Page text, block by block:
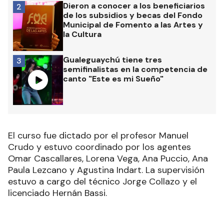
Dieron a conocer a los beneficiarios
de los subsidios y becas del Fondo
Municipal de Fomento a las Artes y
la Cultura
2
Gualeguaychú tiene tres
semifinalistas en la competencia de
canto "Este es mi Sueño"
3
El curso fue dictado por el profesor Manuel
Crudo y estuvo coordinado por los agentes
Omar Cascallares, Lorena Vega, Ana Puccio, Ana
Paula Lezcano y Agustina Indart. La supervisión
estuvo a cargo del técnico Jorge Collazo y el
licenciado Hernán Bassi.